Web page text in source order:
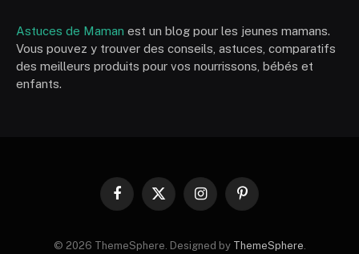
Astuces de Maman est un blog pour les jeunes mamans.
Vous pouvez y trouver des conseils, astuces, comparatifs
des meilleurs produits pour vos nourrissons, bébés et
enfants.
Facebook
X
InstagramPinterest
© 2026 ThemeSphere. Designed by ThemeSphere